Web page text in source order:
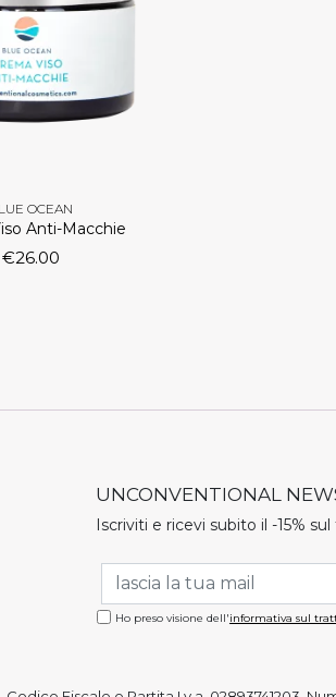
OCEAN
Anti-Macchie
€26.00
UNCONVENTIONAL
Iscriviti e ricevi subito il -15%
Ho preso visione dell'informativa sul